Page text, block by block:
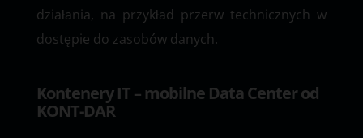
działania, na przykład przerw technicznych w
dostępie do zasobów danych.
Kontenery IT – mobilne Data Center od
KONT-DAR